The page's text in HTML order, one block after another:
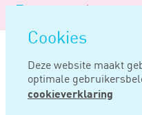
overslaan
Cookies
Deze website maakt
optimale
cookieverklaring
Logo
Noord
Negentig
Home Nieuws Vraag